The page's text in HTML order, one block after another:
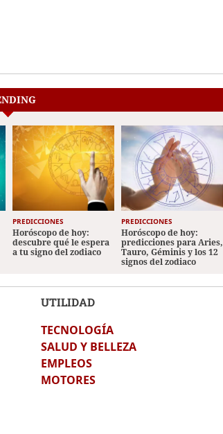
PREDICCIONES
Horóscopo de hoy:
descubre qué le espera
a tu signo del zodiaco
PREDICCIONES
Horóscopo de hoy:
predicciones para Aries,
Tauro, Géminis y los 12
signos del zodiaco
UTILIDAD
TECNOLOGÍA
SALUD Y BELLEZA
EMPLEOS
MOTORES